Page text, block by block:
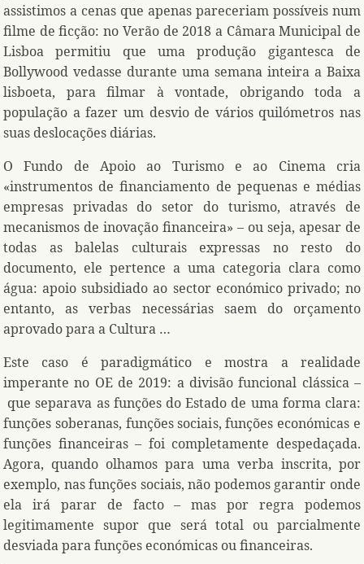
assistimos a cenas que apenas pareceriam possíveis num
filme de ficção: no Verão de 2018 a Câmara Municipal de
Lisboa permitiu que uma produção gigantesca de
Bollywood vedasse durante uma semana inteira a Baixa
lisboeta, para filmar à vontade, obrigando toda a
população a fazer um desvio de vários quilómetros nas
suas deslocações diárias.
O Fundo de Apoio ao Turismo e ao Cinema cria
«instrumentos de financiamento de pequenas e médias
empresas privadas do setor do turismo, através de
mecanismos de inovação financeira» – ou seja, apesar de
todas as balelas culturais expressas no resto do
documento, ele pertence a uma categoria clara como
água: apoio subsidiado ao sector económico privado; no
entanto, as verbas necessárias saem do orçamento
aprovado para a Cultura …
Este caso é paradigmático e mostra a realidade
imperante no OE de 2019: a divisão funcional clássica –
que separava as funções do Estado de uma forma clara:
funções soberanas, funções sociais, funções económicas e
funções financeiras – foi completamente despedaçada.
Agora, quando olhamos para uma verba inscrita, por
exemplo, nas funções sociais, não podemos garantir onde
ela irá parar de facto – mas por regra podemos
legitimamente supor que será total ou parcialmente
desviada para funções económicas ou financeiras.